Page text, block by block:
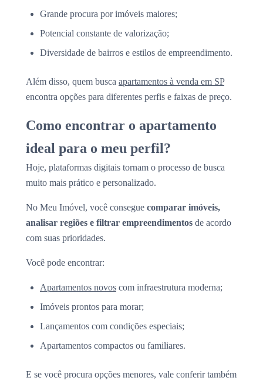
Grande procura por imóveis maiores;
Potencial constante de valorização;
Diversidade de bairros e estilos de empreendimento.
Além disso, quem busca apartamentos à venda em SP
encontra opções para diferentes perfis e faixas de preço.
Como encontrar o apartamento
ideal para o meu perfil?
Hoje, plataformas digitais tornam o processo de busca
muito mais prático e personalizado.
No Meu Imóvel, você consegue comparar imóveis,
analisar regiões e filtrar empreendimentos de acordo
com suas prioridades.
Você pode encontrar:
Apartamentos novos com infraestrutura moderna;
Imóveis prontos para morar;
Lançamentos com condições especiais;
Apartamentos compactos ou familiares.
E se você procura opções menores, vale conferir também